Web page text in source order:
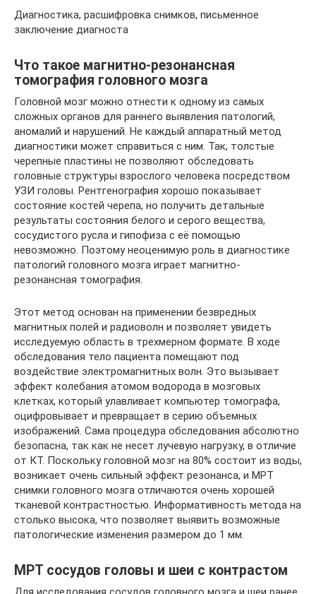
Диагностика, расшифровка снимков, письменное
заключение диагноста
Что такое магнитно-резонансная
томография головного мозга
Головной мозг можно отнести к одному из самых
сложных органов для раннего выявления патологий,
аномалий и нарушений. Не каждый аппаратный метод
диагностики может справиться с ним. Так, толстые
черепные пластины не позволяют обследовать
головные структуры взрослого человека посредством
УЗИ головы. Рентгенография хорошо показывает
состояние костей черепа, но получить детальные
результаты состояния белого и серого вещества,
сосудистого русла и гипофиза с её помощью
невозможно. Поэтому неоценимую роль в диагностике
патологий головного мозга играет магнитно-
резонансная томография.
Этот метод основан на применении безвредных
магнитных полей и радиоволн и позволяет увидеть
исследуемую область в трехмерном формате. В ходе
обследования тело пациента помещают под
воздействие электромагнитных волн. Это вызывает
эффект колебания атомом водорода в мозговых
клетках, который улавливает компьютер томографа,
оцифровывает и превращает в серию объемных
изображений. Сама процедура обследования абсолютно
безопасна, так как не несет лучевую нагрузку, в отличие
от КТ. Поскольку головной мозг на 80% состоит из воды,
возникает очень сильный эффект резонанса, и МРТ
снимки головного мозга отличаются очень хорошей
тканевой контрастностью. Информативность метода на
столько высока, что позволяет выявить возможные
патологические изменения размером до 1 мм.
МРТ сосудов головы и шеи с контрастом